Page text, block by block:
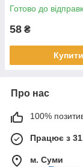
Готово до
58 ₴
Купити
Про нас
100%
Працює з
м. Суми